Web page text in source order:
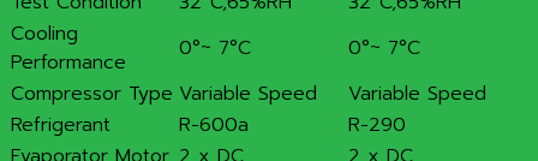
Cooling
Performance
0°~ 7°C
0°~ 7°C
Compressor Type Variable Speed
Variable Speed
Refrigerant
R-600a
R-290